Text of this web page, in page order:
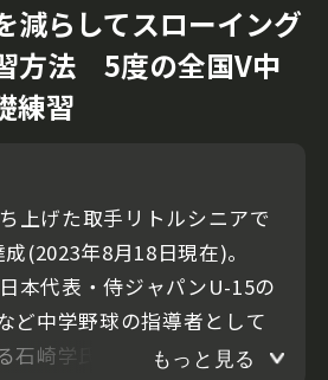
減らしてスローイング
方法 5度の全国V中
練習
上げた取手リトルシニアで
(2023年8月18日現在)。
本代表・侍ジャパンU-15の
ど中学野球の指導者として
石崎学氏。
もっと見る